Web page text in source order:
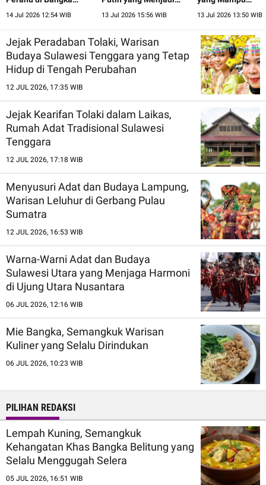
Belitung
14 Jul 2026 12:54 WIB
Lambang Keindahan
13 Jul 2026 15:56 WIB
Menyatukan
13 Jul 2026 13:50 WIB
Jejak Peradaban Tolaki, Warisan
Budaya Sulawesi Tenggara yang Tetap
Hidup di Tengah Perubahan
12 JUL 2026, 17:35 WIB
Jejak Kearifan Tolaki dalam Laikas,
Rumah Adat Tradisional Sulawesi
Tenggara
12 JUL 2026, 17:18 WIB
Menyusuri Adat dan Budaya Lampung,
Warisan Leluhur di Gerbang Pulau
Sumatra
12 JUL 2026, 16:53 WIB
Warna-Warni Adat dan Budaya
Sulawesi Utara yang Menjaga Harmoni
di Ujung Utara Nusantara
06 JUL 2026, 12:16 WIB
Mie Bangka, Semangkuk Warisan
Kuliner yang Selalu Dirindukan
06 JUL 2026, 10:23 WIB
PILIHAN REDAKSI
Lempah Kuning, Semangkuk
Kehangatan Khas Bangka Belitung yang
Selalu Menggugah Selera
05 JUL 2026, 16:51 WIB